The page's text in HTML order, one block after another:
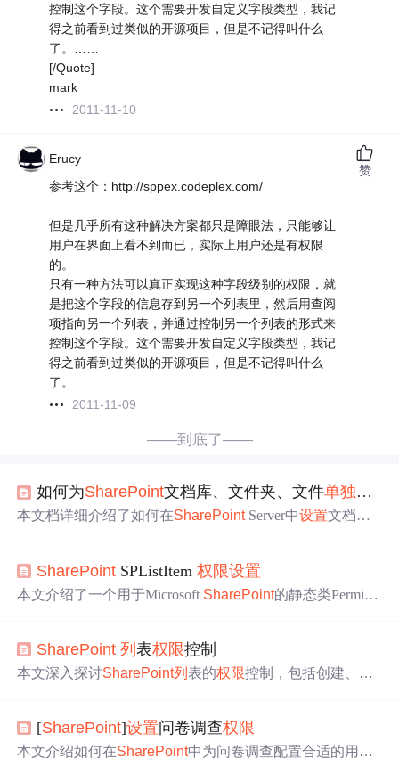
控制这个字段。这个需要开发自定义字段类型，我记
得之前看到过类似的开源项目，但是不记得叫什么
了。……
[/Quote]
mark
2011-11-10
Erucy
参考这个：http://sppex.codeplex.com/
但是几乎所有这种解决方案都只是障眼法，只能够让
用户在界面上看不到而已，实际上用户还是有权限
的。
只有一种方法可以真正实现这种字段级别的权限，就
是把这个字段的信息存到另一个列表里，然后用查阅
项指向另一个列表，并通过控制另一个列表的形式来
控制这个字段。这个需要开发自定义字段类型，我记
得之前看到过类似的开源项目，但是不记得叫什么
了。
2011-11-09
赞
——到底了——
如何为SharePoint文档库、文件夹、文件单独设置
本文档详细介绍了如何在SharePointServer中设置文档库
承并独立设置权限。对于文件夹，步骤类似，选择‘高
级’进行独立权限设定，也可为单个文件设置权限。
SharePoint SPListItem权限设置
本文介绍了一个用于Microsoft SharePoint的静态类Permissi
SharePoint 列表权限控制
本文深入探讨SharePoint列表的权限控制，包括创建、修
分享了关键代码实现及 权限保存策略，并提醒读者在安装
SharePoint2013和VS2013时保持语言版本一致。
[SharePoint]设置问卷调查权限
本文介绍如何在SharePoint中为问卷调查配置合适的用户